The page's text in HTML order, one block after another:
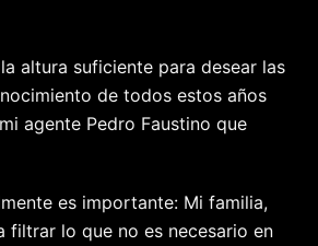
altura suficiente para desear las
de todos estos años
agente Pedro Faustino que
es importante: Mi familia,
filtrar lo que no es necesario en